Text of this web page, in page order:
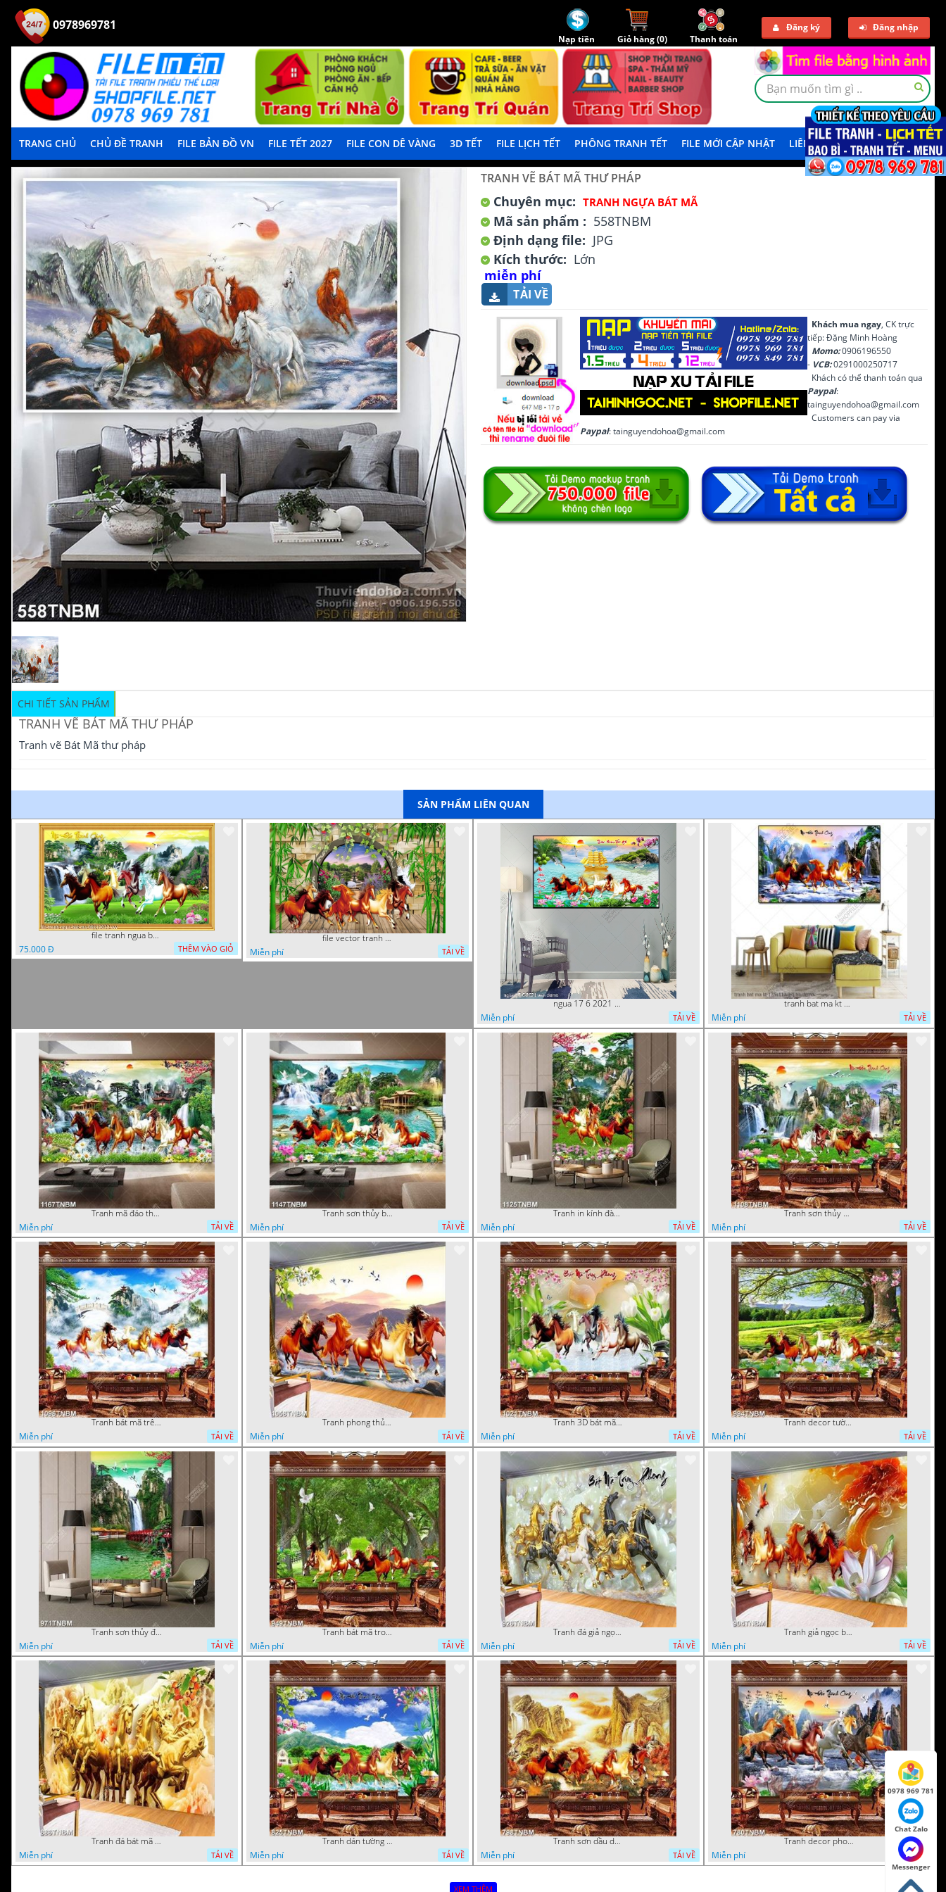
0978969781
Nạp tiền Giỏ hàng (0) Thanh toán
Đăng ký Đăng nhập
TRANG CHỦ CHỦ ĐỀ TRANH FILE BẢN ĐỒ VN FILE TẾT 2027 FILE CON DÊ VÀNG 3D TẾT FILE LỊCH TẾT PHÔNG TRANH TẾT FILE MỚI CẬP NHẬT LIÊN HỆ TẢI DEMO
TRANH VẼ BÁT MÃ THƯ PHÁP
Chuyên mục: TRANH NGỰA BÁT MÃ
Mã sản phẩm : 558TNBM
Định dạng file: JPG
Kích thước: Lớn
miễn phí
TẢI VỀ
Khách mua ngay, CK trực
tiếp: Đặng Minh Hoàng
Momo:0906196550
- VCB:0291000250717
Khách có thể thanh toán qua
Paypal:
tainguyendohoa@gmail.com
Customers can pay via
Paypal: tainguyendohoa@gmail.com
CHI TIẾT SẢN PHẨM
TRANH VẼ BÁT MÃ THƯ PHÁP
Tranh vẽ Bát Mã thư pháp
SẢN PHẨM LIÊN QUAN
file tranh ngua bat ma 08112022 vvv
75.000 Đ
THÊM VÀO GIỎ
file vector tranh trang tri quan caffe ngua bat ma
Miễn phí
TẢI VỀ
ngua 17 6 2021 van
Miễn phí
TẢI VỀ
tranh bat ma kt 175x110 8 1 ho
Miễn phí
TẢI VỀ
Tranh mã đáo thành công in uv file psd
Miễn phí
TẢI VỀ
Tranh sơn thủy bát mã decor tường in uv
Miễn phí
TẢI VỀ
Tranh in kính đàn ngựa trong rừng núi đẹp nhất
Miễn phí
TẢI VỀ
Tranh sơn thủy mã đáo thành công
Miễn phí
TẢI VỀ
Tranh bát mã trên đỉnh núi phủ mây trắng nghệ thuật
Miễn phí
TẢI VỀ
Tranh phong thủy bát mã file PSD
Miễn phí
TẢI VỀ
Tranh 3D bát mã truy phong decor phòng khách
Miễn phí
TẢI VỀ
Tranh decor tường bát mã và hoa sen in kính
Miễn phí
TẢI VỀ
Tranh sơn thủy đàn hạc trên đỉnh thác in uv
Miễn phí
TẢI VỀ
Tranh bát mã trong rừng cây già chất lượng cao
Miễn phí
TẢI VỀ
Tranh đá giả ngọc bát mã truy phong in uv
Miễn phí
TẢI VỀ
Tranh giả ngọc bát mã truy phong nghệ thuật
Miễn phí
TẢI VỀ
Tranh đá bát mã vàng in uv
Miễn phí
TẢI VỀ
Tranh dán tường mã đáo thành công bên ngôi làng nhỏ
Miễn phí
TẢI VỀ
Tranh sơn dầu decor nghệ thuật bát mã truy phong chất lượng cao
Miễn phí
TẢI VỀ
Tranh decor phong thủy mã đáo thành công
Miễn phí
TẢI VỀ
XEM THÊM
0978 969 781
Chat Zalo
Messenger